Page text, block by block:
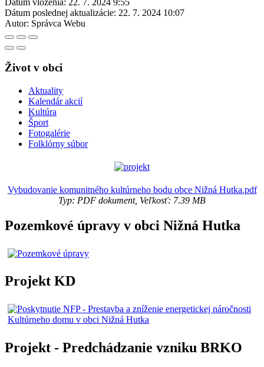
Dátum vloženia: 22. 7. 2024 9:55
Dátum poslednej aktualizácie: 22. 7. 2024 10:07
Autor: Správca Webu
Život v obci
Aktuality
Kalendár akcií
Kultúra
Šport
Fotogalérie
Folklórny súbor
Vybudovanie komunitného kultúrneho bodu obce Nižná Hutka.pdf
Typ: PDF dokument, Veľkosť: 7.39 MB
Pozemkové úpravy v obci Nižná Hutka
Projekt KD
Projekt - Predchádzanie vzniku BRKO